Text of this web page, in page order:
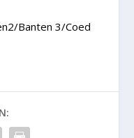
Banten 3/Coed